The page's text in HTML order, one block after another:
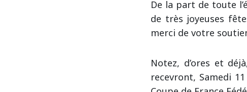
De la part de toute
de très joyeuses
merci de votre
Notez, d’ores et
recevront, Samedi